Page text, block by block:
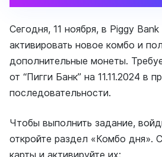
Сегодня, 11 ноября, в Piggy
активировать новое комбо и
дополнительные монеты.
от “Пигги Банк” на 11.11.2024 в
последовательности.
Чтобы выполнить задание,
откройте раздел «Комбо дня».
карты и активируйте их: